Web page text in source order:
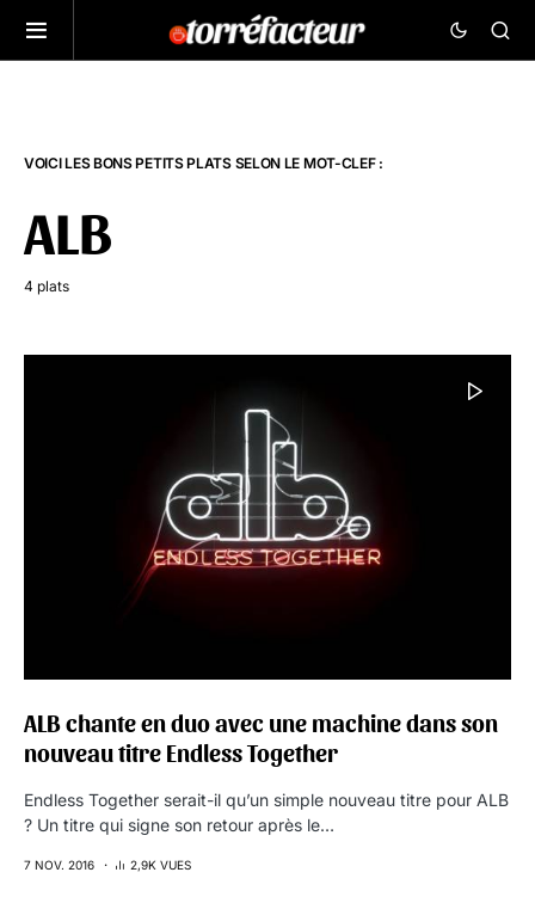
VOICI LES BONS PETITS PLATS SELON LE MOT-CLEF :
ALB
4 plats
ALB chante en duo avec une machine dans son
nouveau titre Endless Together
Endless Together serait-il qu’un simple nouveau titre pour ALB
? Un titre qui signe son retour après le…
7 NOV. 2016 2,9K VUES